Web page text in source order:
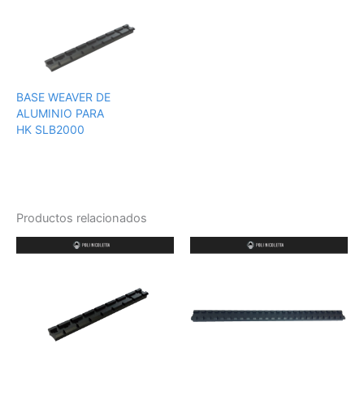
BASE WEAVER DE
ALUMINIO PARA
HK SLB2000
Productos relacionados